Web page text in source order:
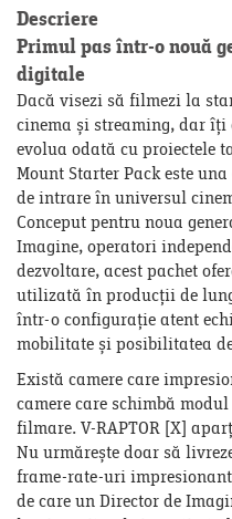
Descriere
Primul pas într-o nouă
digitale
Dacă visezi să filmezi la
cinema și streaming, dar
evolua odată cu proiectele
Mount Starter Pack este
de intrare în universul
Conceput pentru noua
Imagine, operatori
dezvoltare, acest pachet
utilizată în producții de
într-o configurație atent
mobilitate și posibilitatea
Există camere care
camere care schimbă
filmare. V-RAPTOR [X]
Nu urmărește doar să
frame-rate-uri
de care un Director de